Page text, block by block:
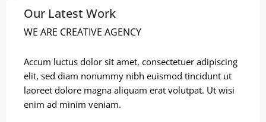
Our Latest Work
WE ARE CREATIVE AGENCY
Accum luctus dolor sit amet, consectetuer adipiscing
elit, sed diam nonummy nibh euismod tincidunt ut
laoreet dolore magna aliquam erat volutpat. Ut wisi
enim ad minim veniam.